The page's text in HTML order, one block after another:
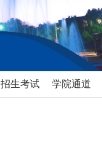
招生考试 学院通道